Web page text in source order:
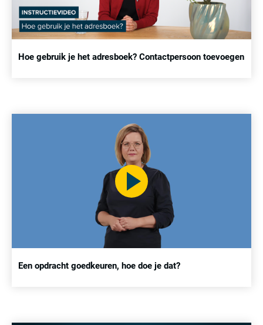
Hoe gebruik je het adresboek? Contactpersoon toevoegen
Een opdracht goedkeuren, hoe doe je dat?